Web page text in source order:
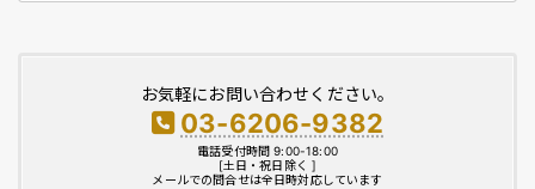
お気軽にお問い合わせください。
03-6206-9382
電話受付時間 9:00-18:00
[土日・祝日除く ]
メールでの問合せは全日時対応しています